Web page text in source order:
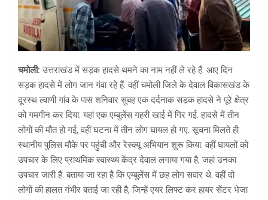
चमोली:उत्तराखंड में सड़क हादसे थमने का नाम नहीं ले रहे हैं. आए दिन
सड़क हादसे में लोग जान गंवा रहे हैं. वहीं चमोली जिले के देवाल विकासखंड के
दूरस्थ ल्वाणी गांव के पास शनिवार सुबह एक दर्दनाक सड़क हादसे ने पूरे क्षेत्र
को गमगीन कर दिया. यहां एक एम्बुलेंस गहरी खाई में गिर गई. हादसे में तीन
लोगों की मौत हो गई, वहीं घटना में तीन लोग घायल हो गए. सूचना मिलते ही
स्थानीय पुलिस मौके पर पहुंची और रेस्क्यू अभियान शुरू किया. वहीं घायलों को
उपचार के लिए प्राथमिक स्वास्थ्य केंद्र देवाल लगाया गया है, जहां उनका
उपचार जारी है. बताया जा रहा है कि एम्बुलेंस में छह लोग सवार थे. वहीं दो
लोगों की हालत गंभीर बताई जा रही है, जिन्हें एयर लिफ्ट कर हायर सेंटर भेजा